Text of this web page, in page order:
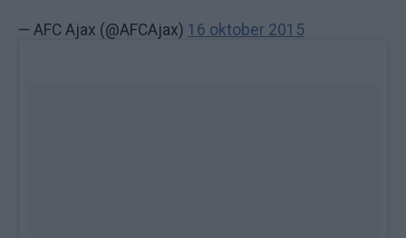
— AFC Ajax (@AFCAjax) 16 oktober 2015